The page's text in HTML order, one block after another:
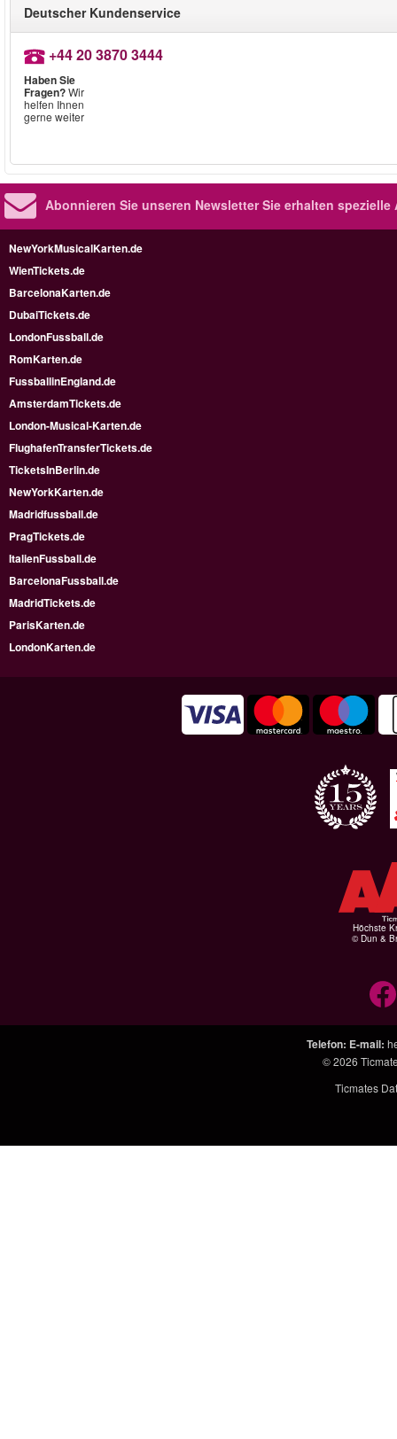
Deutscher Kundenservice
+44 20 3870 3444
Haben Sie
Fragen?Wir
helfen Ihnen
gerne weiter
Abonnieren Sie unseren NewsletterSie erhalten spezielle
NewYorkMusicalKarten.de
WienTickets.de
BarcelonaKarten.de
DubaiTickets.de
LondonFussball.de
RomKarten.de
FussballinEngland.de
AmsterdamTickets.de
London-Musical-Karten.de
FlughafenTransferTickets.de
TicketsInBerlin.de
NewYorkKarten.de
Madridfussball.de
PragTickets.de
ItalienFussball.de
BarcelonaFussball.de
MadridTickets.de
ParisKarten.de
LondonKarten.de
Höchste
© Dun &
Telefon: E-mail:
© 2026
Ticmates